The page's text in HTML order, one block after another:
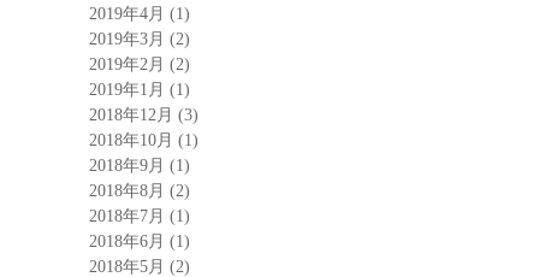
2019年4月 (1)
2019年3月 (2)
2019年2月 (2)
2019年1月 (1)
2018年12月 (3)
2018年10月 (1)
2018年9月 (1)
2018年8月 (2)
2018年7月 (1)
2018年6月 (1)
2018年5月 (2)